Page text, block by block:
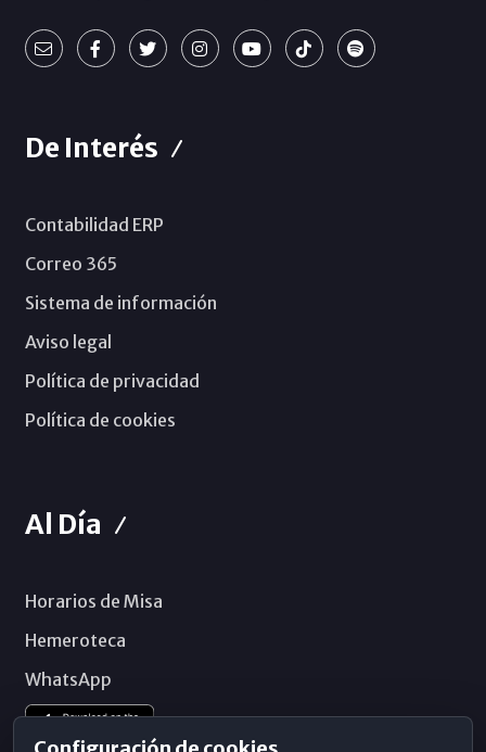
De Interés
Contabilidad ERP
Correo 365
Sistema de información
Aviso legal
Política de privacidad
Política de cookies
Al Día
Horarios de Misa
Hemeroteca
WhatsApp